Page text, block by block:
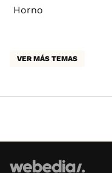
Horno
VER MÁS TEMAS